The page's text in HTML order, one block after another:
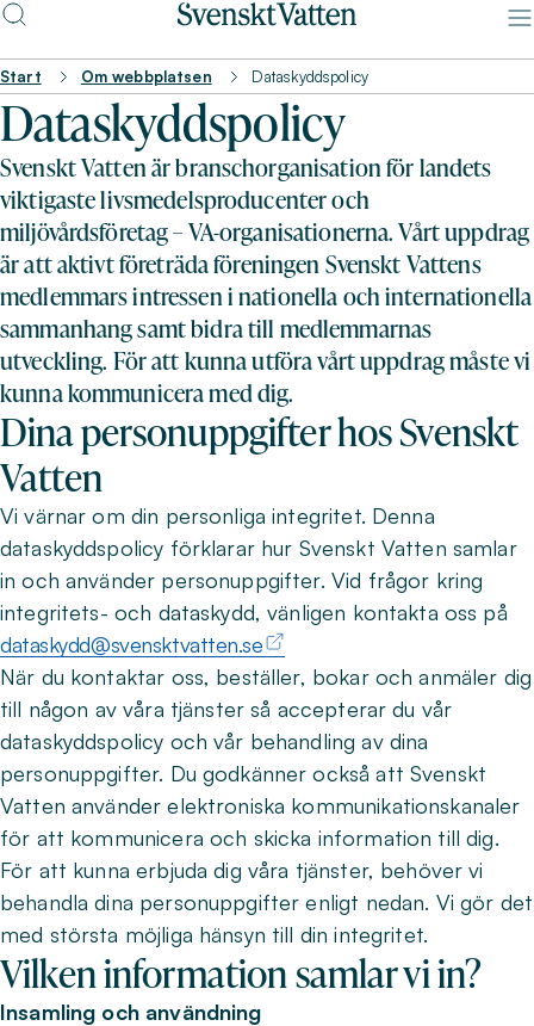
Start Om webbplatsen Dataskyddspolicy
Dataskyddspolicy
Svenskt Vatten är branschorganisation för landets
viktigaste livsmedelsproducenter och
miljövårdsföretag – VA-organisationerna. Vårt uppdrag
är att aktivt företräda föreningen Svenskt Vattens
medlemmars intressen i nationella och internationella
sammanhang samt bidra till medlemmarnas
utveckling. För att kunna utföra vårt uppdrag måste vi
kunna kommunicera med dig.
Dina personuppgifter hos Svenskt
Vatten
Vi värnar om din personliga integritet. Denna
dataskyddspolicy förklarar hur Svenskt Vatten samlar
in och använder personuppgifter. Vid frågor kring
integritets- och dataskydd, vänligen kontakta oss på
dataskydd@svensktvatten.se
När du kontaktar oss, beställer, bokar och anmäler dig
till någon av våra tjänster så accepterar du vår
dataskyddspolicy och vår behandling av dina
personuppgifter. Du godkänner också att Svenskt
Vatten använder elektroniska kommunikationskanaler
för att kommunicera och skicka information till dig.
För att kunna erbjuda dig våra tjänster, behöver vi
behandla dina personuppgifter enligt nedan. Vi gör det
med största möjliga hänsyn till din integritet.
Vilken information samlar vi in?
Insamling och användning